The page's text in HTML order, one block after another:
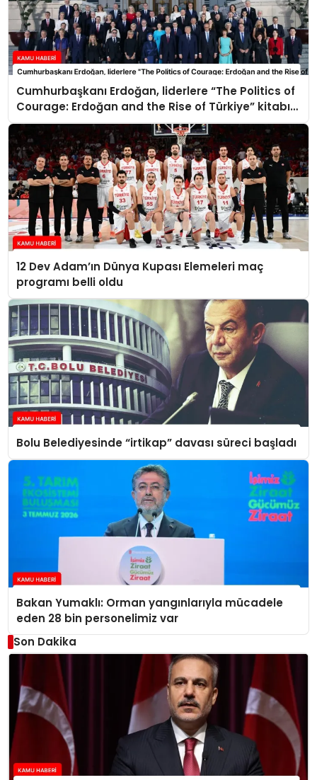
Cumhurbaşkanı Erdoğan, liderlere “The Politics of
Courage: Erdoğan and the Rise of Türkiye” kitabını
takdim etti
12 Dev Adam’ın Dünya Kupası Elemeleri maç
programı belli oldu
Bolu Belediyesinde “irtikap” davası süreci başladı
Bakan Yumaklı: Orman yangınlarıyla mücadele
eden 28 bin personelimiz var
Son Dakika